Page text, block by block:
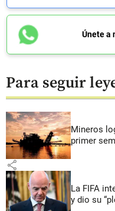
Únete a
Para seguir
Mineros
primer
share
La FIFA
y dio su